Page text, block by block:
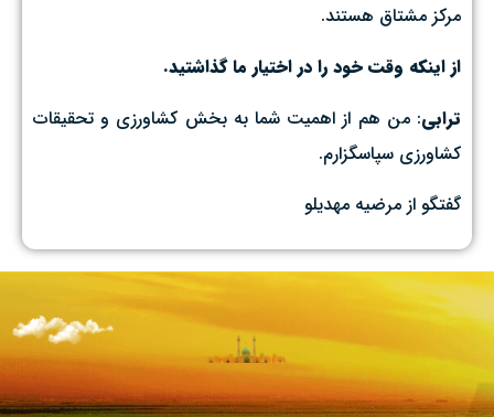
مرکز مشتاق هستند.
از اینکه وقت خود را در اختیار ما گذاشتید.
ترابی: من هم از اهمیت شما به بخش کشاورزی و تحقیقات
کشاورزی سپاسگزارم.
گفتگو‌ از مرضیه مهدیلو